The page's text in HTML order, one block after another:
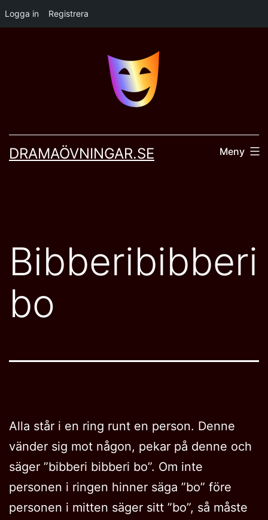
Logga in Registrera
DRAMAÖVNINGAR.SE Meny
Bibberibibberi
bo
Alla står i en ring runt en person. Denne
vänder sig mot någon, pekar på denne och
säger ”bibberi bibberi bo”. Om inte
personen i ringen hinner säga ”bo” före
personen i mitten säger sitt ”bo”, så måste